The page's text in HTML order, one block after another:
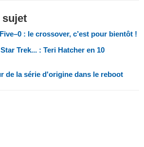
sujet
: le crossover, c’est pour bientôt !
Trek... : Teri Hatcher en 10
de la série d'origine dans le reboot